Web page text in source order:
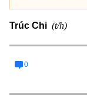
Trúc Chi (t/h)
0